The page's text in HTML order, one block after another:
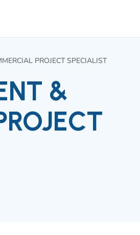
PROJECT SPECIALIST
&